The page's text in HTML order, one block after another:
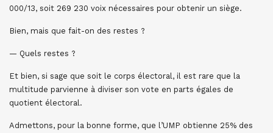
000/13, soit 269 230 voix nécessaires pour obtenir un siège.
Bien, mais que fait-on des restes ?
— Quels restes ?
Et bien, si sage que soit le corps électoral, il est rare que la
multitude parvienne à diviser son vote en parts égales de
quotient électoral.
Admettons, pour la bonne forme, que l’UMP obtienne 25% des